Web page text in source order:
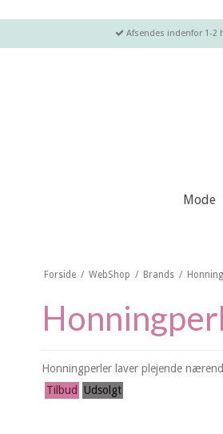
Afsendes indenfor 1-2
Mode
Forside / WebShop / Brands /
Honningperler laver plejende
Tilbud
Udsolgt